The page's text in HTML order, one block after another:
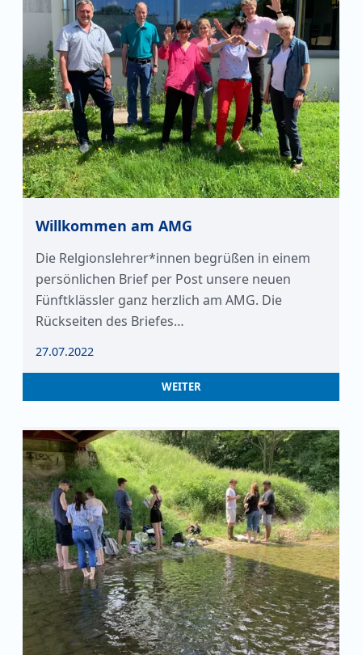
Willkommen am AMG
Die Relgionslehrer*innen begrüßen in einem
persönlichen Brief per Post unsere neuen
Fünftklässler ganz herzlich am AMG. Die
Rückseiten des Briefes…
27.07.2022
WEITER